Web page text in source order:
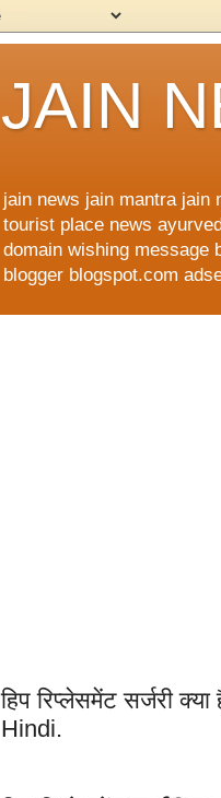
JAIN
jain news jain mantra jain
tourist place news
domain wishing message
blogger blogspot.com
हिप रिप्लेसमेंट सर्जरी
Hindi.